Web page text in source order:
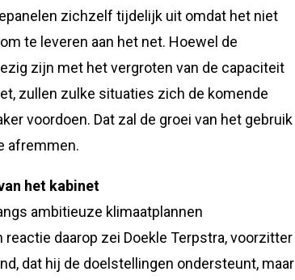
zichzelf tijdelijk uit omdat het niet
te leveren aan het net. Hoewel de
zijn met het vergroten van de capaciteit
zullen zulke situaties zich de komende
voordoen. Dat zal de groei van het gebruik
afremmen.
het kabinet
ambitieuze klimaatplannen
reactie daarop zei Doekle Terpstra, voorzitter
dat hij de doelstellingen ondersteunt, maar